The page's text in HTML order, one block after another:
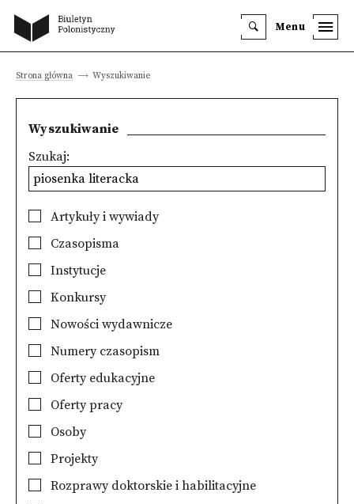
Menu
Strona główna Wyszukiwanie
Wyszukiwanie
Szukaj:
Artykuły i wywiady
Czasopisma
Instytucje
Konkursy
Nowości wydawnicze
Numery czasopism
Oferty edukacyjne
Oferty pracy
Osoby
Projekty
Rozprawy doktorskie i habilitacyjne